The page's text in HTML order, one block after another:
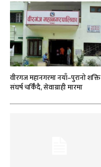
वीरगज महानगरमा नयाँ–पुरानो शक्ति
संघर्ष चर्किँदै, सेवाग्राही मारमा